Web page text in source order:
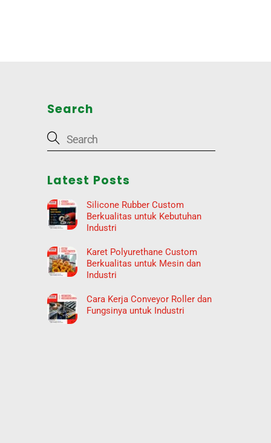
Search
Latest Posts
Silicone Rubber Custom
Berkualitas untuk Kebutuhan
Industri
Karet Polyurethane Custom
Berkualitas untuk Mesin dan
Industri
Cara Kerja Conveyor Roller dan
Fungsinya untuk Industri